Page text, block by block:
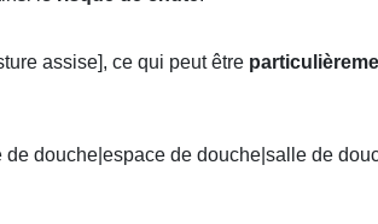
assise], ce qui peut être
de douche|espace de douche|salle de